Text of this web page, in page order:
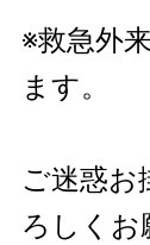
※救急外
ます。
ご迷惑お
ろしくお